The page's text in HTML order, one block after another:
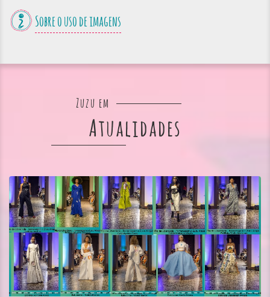
Sobre o uso de imagens
Zuzu em
Atualidades